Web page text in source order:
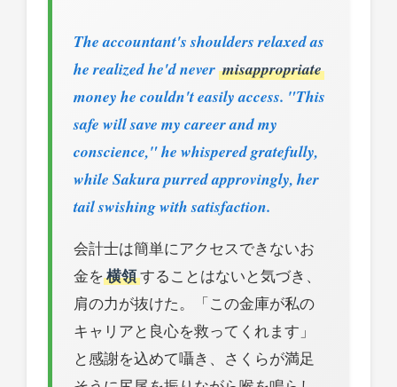
The accountant's shoulders relaxed as
he realized he'd never misappropriate
money he couldn't easily access. "This
safe will save my career and my
conscience," he whispered gratefully,
while Sakura purred approvingly, her
tail swishing with satisfaction.
会計士は簡単にアクセスできないお
金を 横領することはないと気づき、
肩の力が抜けた。「この金庫が私の
キャリアと良心を救ってくれます」
と感謝を込めて囁き、さくらが満足